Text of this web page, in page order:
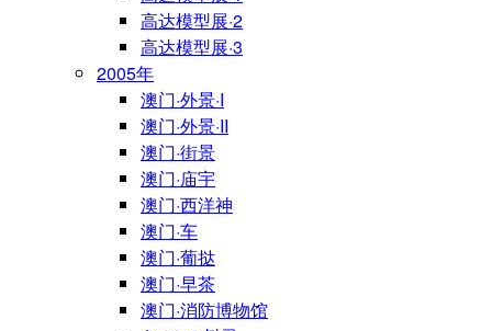
高达模型展·2
高达模型展·3
2005年
澳门·外景·I
澳门·外景·II
澳门·街景
澳门·庙宇
澳门·西洋神
澳门·车
澳门·葡挞
澳门·早茶
澳门·消防博物馆